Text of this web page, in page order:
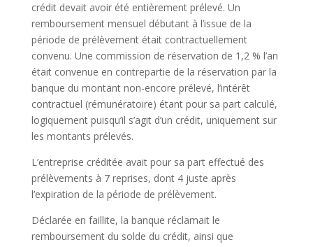
crédit devait avoir été entièrement prélevé. Un
remboursement mensuel débutant à l’issue de la
période de prélèvement était contractuellement
convenu. Une commission de réservation de 1,2 % l’an
était convenue en contrepartie de la réservation par la
banque du montant non-encore prélevé, l’intérêt
contractuel (rémunératoire) étant pour sa part calculé,
logiquement puisqu’il s’agit d’un crédit, uniquement sur
les montants prélevés.
L’entreprise créditée avait pour sa part effectué des
prélèvements à 7 reprises, dont 4 juste après
l’expiration de la période de prélèvement.
Déclarée en faillite, la banque réclamait le
remboursement du solde du crédit, ainsi que